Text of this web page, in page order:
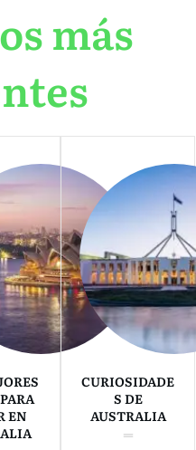
más
EN
CURIOSIDADE
S DE
AUSTRALIA